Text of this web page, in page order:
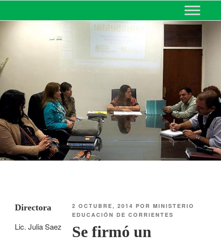
MINISTERIO DE EDUCACIÓN
DE CORRIENTES
2 OCTUBRE, 2014 PORMINISTERIO
EDUCACIÓN DE CORRIENTES
Se firmó un
Directora
Lic. Julia Saez